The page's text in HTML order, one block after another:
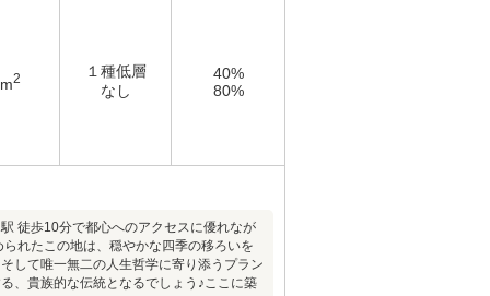
2
１種低層
なし
40%
80%
10分で都心へのアクセスに優れなが
れたこの地は、穏やかな四季の移ろいを
して唯一無二の人生哲学に寄り添うプラン
、貴族的な伝統となるでしょう♪ここに築